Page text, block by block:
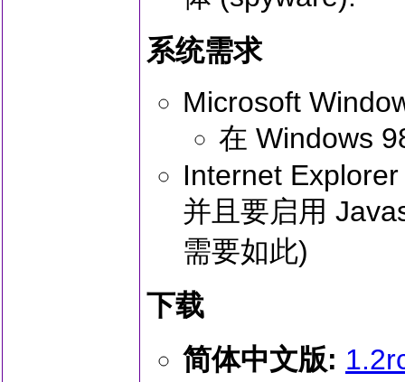
系统需求
Microsoft
在 Windows
Internet
并且要启用
需要如此)
下载
简体中文版: